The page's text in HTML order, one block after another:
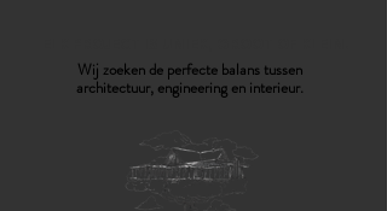
Wij zoeken de perfecte balans tussen
architectuur, engineering en interieur.